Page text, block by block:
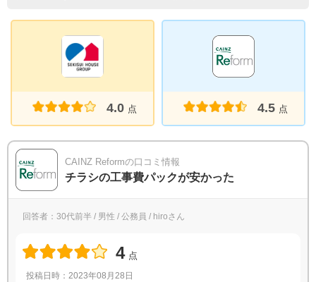
4.0 点 4.5 点
CAINZ Reformの口コミ情報
チラシの工事費パックが安かった
回答者：30代前半 / 男性 / 公務員 / hiroさん
4 点
投稿日時：2023年08月28日